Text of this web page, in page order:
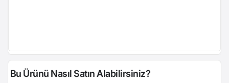
Bu Ürünü Nasıl Satın Alabilirsiniz?